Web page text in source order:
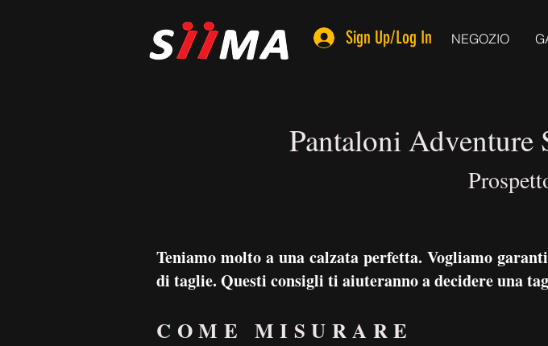
NEGOZIO
Sign Up/Log In
Pantaloni
Teniamo molto a una calzata perfetta. Vogliamo
di taglie. Questi consigli ti aiuteranno a decidere una
COME MISURARE